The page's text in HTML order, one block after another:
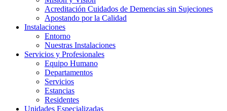
Acreditación Cuidados de Demencias sin Sujeciones
Apostando por la Calidad
Instalaciones
Entorno
Nuestras Instalaciones
Servicios y Profesionales
Equipo Humano
Departamentos
Servicios
Estancias
Residentes
Unidades Especializadas